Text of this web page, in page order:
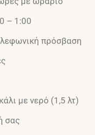
– 1:00
πρόσβαση
με νερό (1,5 λτ)
σας